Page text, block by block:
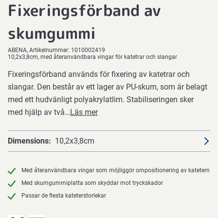
Fixeringsförband av
skumgummi
ABENA Artikelnummer: 1010002419
10,2x3,8cm, med återanvändbara vingar för katetrar och slangar
Fixeringsförband används för fixering av katetrar och
slangar. Den består av ett lager av PU-skum, som är belagt
med ett hudvänligt polyakrylatlim. Stabiliseringen sker
med hjälp av två…Läs mer
Dimensions 10,2x3,8cm
Med återanvändbara vingar som möjliggör ompositionering av katetern
Med skumgummiplatta som skyddar mot tryckskador
Passar de flesta kateterstorlekar